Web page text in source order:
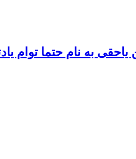
به نام حتما توام